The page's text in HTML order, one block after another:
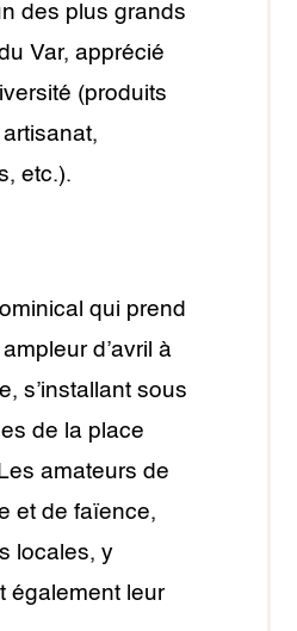
des plus grands
Var, apprécié
(produits
etc.).
qui prend
d’avril à
s’installant sous
de la place
amateurs de
et de faïence,
locales, y
également leur